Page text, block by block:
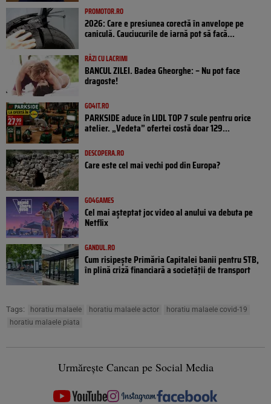
PROMOTOR.RO
2026: Care e presiunea corectă în anvelope pe
caniculă. Cauciucurile de iarnă pot să facă...
RÂZI CU LACRIMI
BANCUL ZILEI. Badea Gheorghe: – Nu pot face
dragoste!
GO4IT.RO
PARKSIDE aduce în LIDL TOP 7 scule pentru orice
atelier. „Vedeta” ofertei costă doar 129...
DESCOPERA.RO
Care este cel mai vechi pod din Europa?
GO4GAMES
Cel mai așteptat joc video al anului va debuta pe
Netflix
GANDUL.RO
Cum risipește Primăria Capitalei banii pentru STB,
în plină criză financiară a societății de transport
Tags: horatiu malaele horatiu malaele actor
horatiu malaele covid-19
horatiu malaele piata
Urmărește Cancan pe Social Media